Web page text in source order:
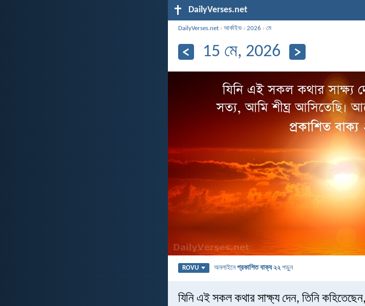
DailyVerses.net
DailyVerses.net ›আর্কাইভ›2026 ›মে
15 মে, 2026
ROVU অনলাইনেপ্রকাশিত বাক্য ২২পড়ুন
যিনি এই সকল কথার সাক্ষ্য দেন, তিনি